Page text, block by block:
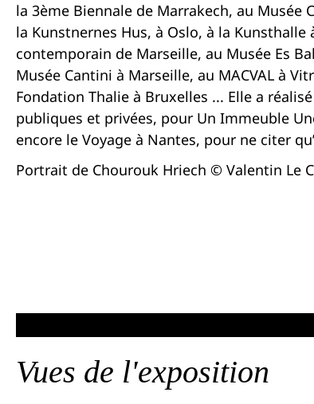
la 3ème Biennale de Marrakech, au Musée
la Kunstnernes Hus, à Oslo, à la Kunsthalle
contemporain de Marseille, au Musée Es
Musée Cantini à Marseille, au MACVAL à
Fondation Thalie à Bruxelles ... Elle a
publiques et privées, pour Un Immeuble
encore le Voyage à Nantes, pour ne citer
Portrait de Chourouk Hriech © Valentin Le
Vues de l'exposition